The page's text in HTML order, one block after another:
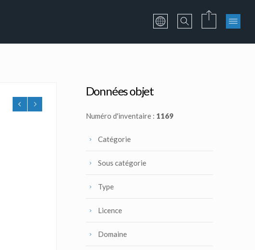
Données objet
Numéro d'inventaire : 1169
Catégorie
Sous catégorie
Type
Licence
Domaine